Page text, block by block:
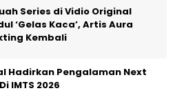
Series di Vidio Original
‘Gelas Kaca’, Artis Aura
Kembali
Hadirkan Pengalaman Next
IMTS 2026